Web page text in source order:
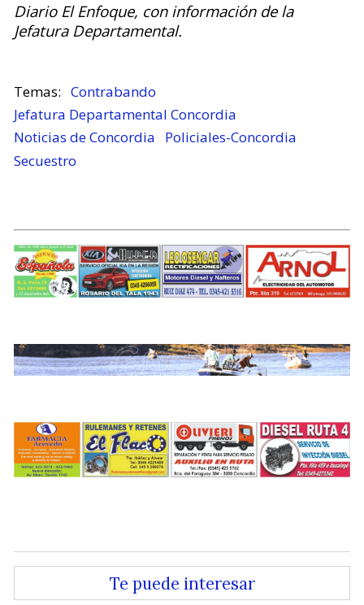
Diario El Enfoque, con información de la
Jefatura Departamental.
Contrabando
Jefatura Departamental Concordia
Noticias de Concordia
Policiales-Concordia
Secuestro
Te puede interesar